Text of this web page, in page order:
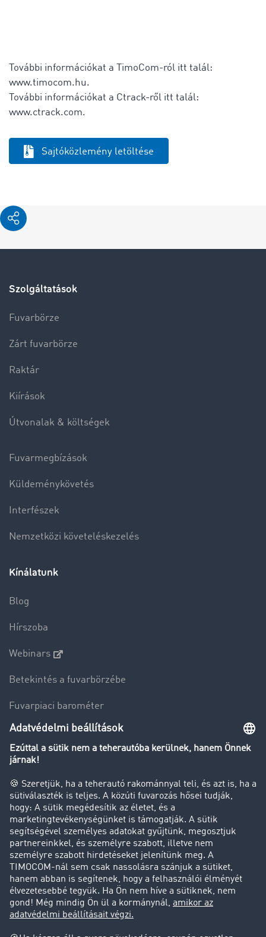
További információkat a TimoCom-ról itt talál:
www.timocom.hu.
További információkat a Ctrack-ről itt talál:
www.ctrack.com.
Sajtóközlemény letöltése
Szolgáltatások
Fuvarbörze
Zárt fuvarbörze
Raktár
Kiírások
Útvonalak & költségek
Fuvarmegbízások
Küldeménykövetés
Interfészek
Nemzetközi követeléskezelés
Kínálatunk
Blog
Hírszoba
Webinars
Betekintés a fuvarbörzébe
Fuvarpiaci barométer
Transzportlexikon
Tehergépkocsi-forgalomkorlátozás
Cég
Sikertörténetek
Ügyfél hoz ügyfelet
Jogi információk
Impresszum